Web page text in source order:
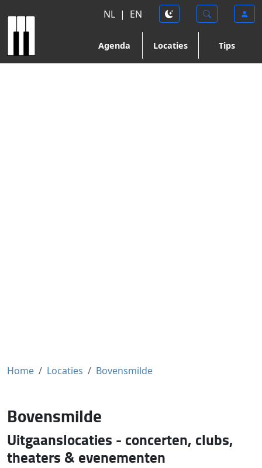
NL | EN
Agenda Locaties Tips
Home Locaties Bovensmilde
Bovensmilde
Uitgaanslocaties - concerten, clubs,
theaters & evenementen